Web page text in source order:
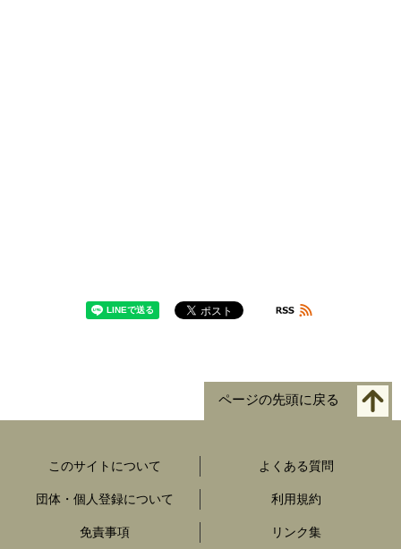
ページの先頭に戻る
このサイトについて よくある質問
団体・個人登録について 利用規約
免責事項 リンク集